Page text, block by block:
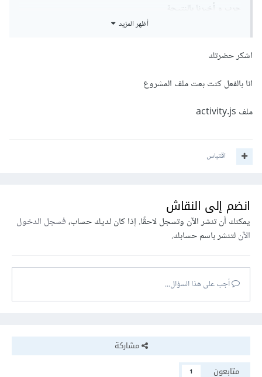
جرب و أخبرنا بالنتيجة
أظهر المزيد
اشكر حضرتك
انا بالفعل كنت بعت ملف المشروع
ملف activity.js
اقتباس
انضم إلى النقاش
يمكنك أن تنشر الآن وتسجل لاحقًا. إذا كان لديك حساب،فسجل الدخول
الآنلتنشر باسم حسابك.
أجب على هذا السؤال...
مشاركة
متابعون
1